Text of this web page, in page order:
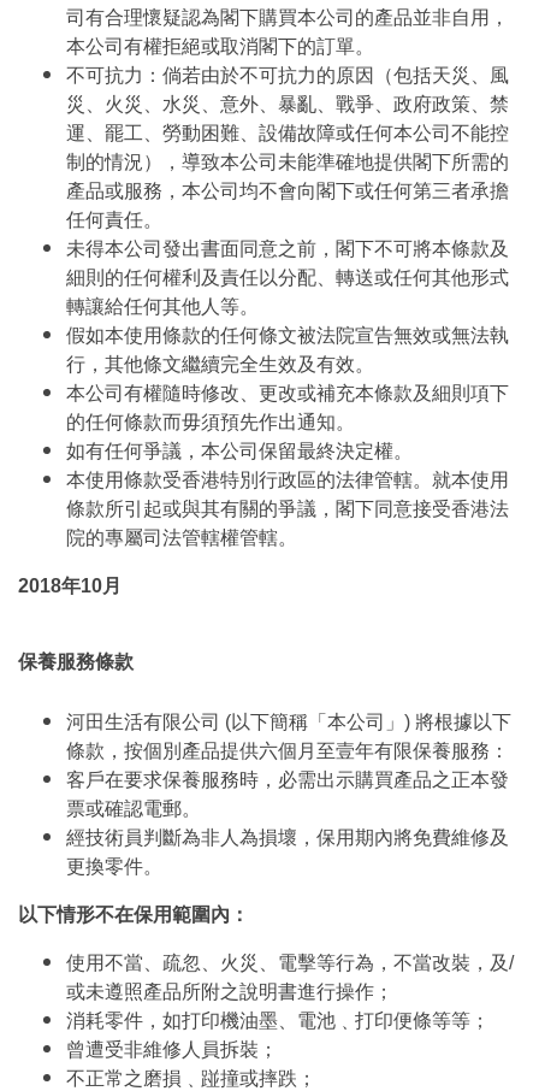
司有合理懷疑認為閣下購買本公司的產品並非自用，
本公司有權拒絕或取消閣下的訂單。
不可抗力：倘若由於不可抗力的原因（包括天災、風
災、火災、水災、意外、暴亂、戰爭、政府政策、禁
運、罷工、勞動困難、設備故障或任何本公司不能控
制的情況），導致本公司未能準確地提供閣下所需的
產品或服務，本公司均不會向閣下或任何第三者承擔
任何責任。
未得本公司發出書面同意之前，閣下不可將本條款及
細則的任何權利及責任以分配、轉送或任何其他形式
轉讓給任何其他人等。
假如本使用條款的任何條文被法院宣告無效或無法執
行，其他條文繼續完全生效及有效。
本公司有權隨時修改、更改或補充本條款及細則項下
的任何條款而毋須預先作出通知。
如有任何爭議，本公司保留最終決定權。
本使用條款受香港特別行政區的法律管轄。就本使用
條款所引起或與其有關的爭議，閣下同意接受香港法
院的專屬司法管轄權管轄。
2018年10月
保養服務條款
河田生活有限公司 (以下簡稱「本公司」) 將根據以下
條款，按個別產品提供六個月至壹年有限保養服務：
客戶在要求保養服務時，必需出示購買產品之正本發
票或確認電郵。
經技術員判斷為非人為損壞，保用期內將免費維修及
更換零件。
以下情形不在保用範圍內：
使用不當、疏忽、火災、電擊等行為，不當改裝，及/
或未遵照產品所附之說明書進行操作；
消耗零件，如打印機油墨、電池﹑打印便條等等；
曾遭受非維修人員拆裝；
不正常之磨損﹑踫撞或摔跌；